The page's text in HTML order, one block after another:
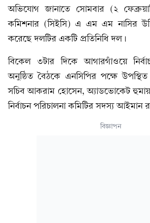
অভিযোগ জানাতে সোমবার (২
কমিশনার (সিইসি) এ এম এম নাসির
করেছে দলটির একটি প্রতিনিধি দল।
বিকেল ৩টার দিকে আগারগাঁওয়ে
অনুষ্ঠিত বৈঠকে এনসিপির পক্ষে
সচিব আকরাম হোসেন, অ্যাডভোকেট
নির্বাচন পরিচালনা কমিটির সদস্য আইমান
বিজ্ঞাপন